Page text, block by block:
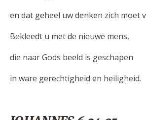
en dat geheel uw denken zich moet
Bekleedt u met de nieuwe mens,
die naar Gods beeld is geschapen
in ware gerechtigheid en heiligheid.